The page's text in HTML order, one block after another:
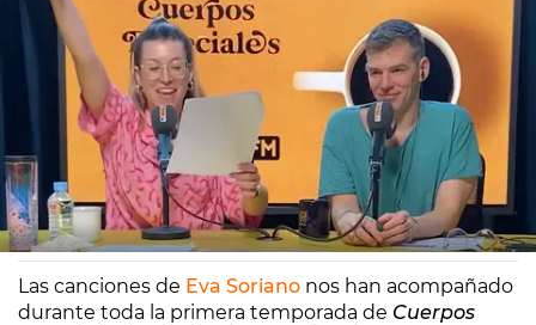
Europa FM
Barcelona 07/07/2022 10:20
Las canciones de Eva Soriano nos han acompañado
durante toda la primera temporada de Cuerpos